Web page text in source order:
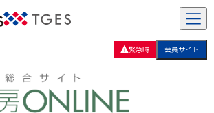
緊急時 会員サイト